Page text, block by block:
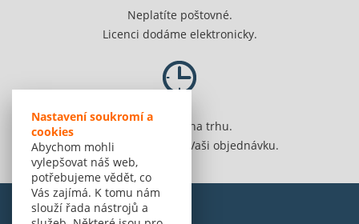
Nastavení soukromí a
cookies
Abychom mohli
vylepšovat náš web,
potřebujeme vědět, co
Vás zajímá. K tomu nám
slouží řada nástrojů a
Neplatíte poštovné.
Licenci dodáme elektronicky.
Jsme 20 let na trhu.
Spolehlivě vyřídíme Vaši objednávku.